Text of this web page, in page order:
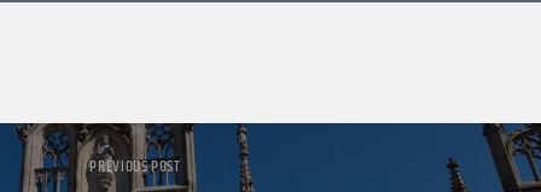
PREVIOUS POST